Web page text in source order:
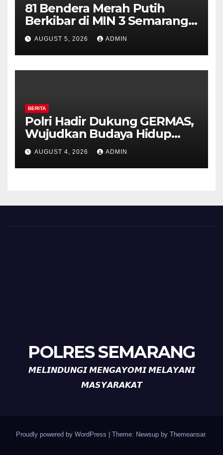
81 Bendera Merah Putih
Berkibar di MIN 3 Semarang,
Bhabinkamtibmas Desa
Timpik Hadiri Peringatan
HUT ke-81 Kemerdekaan RI
AUGUST 5, 2026 ADMIN
BERITA
Polri Hadir Dukung GERMAS,
Wujudkan Budaya Hidup
Sehat di Kecamatan Pabelan
AUGUST 4, 2026 ADMIN
POLRES SEMARANG
𝙈𝙀𝙇𝙄𝙉𝘿𝙐𝙉𝙂𝙄 𝙈𝙀𝙉𝙂𝘼𝙔𝙊𝙈𝙄 𝙈𝙀𝙇𝘼𝙔𝘼𝙉𝙄
𝙈𝘼𝙎𝙔𝘼𝙍𝘼𝙆𝘼𝙏
Proudly powered by WordPress Theme: Newsup by Themeansar.